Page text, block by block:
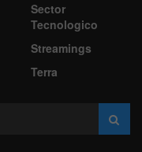
Sector
Tecnologico
Streamings
Terra